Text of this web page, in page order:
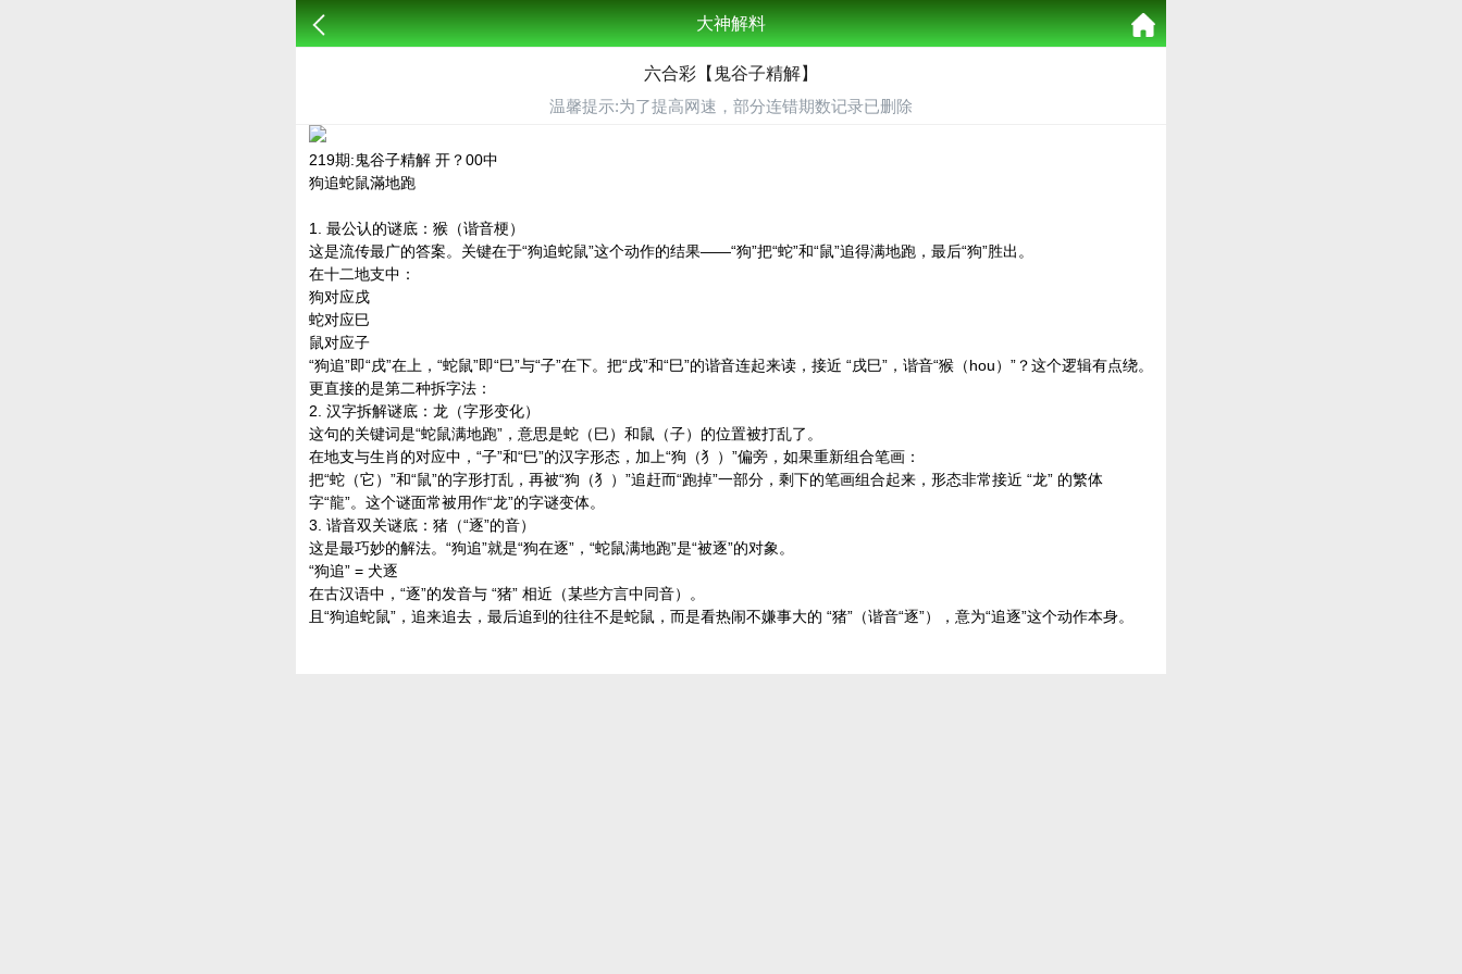
大神解料
六合彩【鬼谷子精解】
温馨提示:为了提高网速，部分连错期数记录已删除
219期:鬼谷子精解 开？00中
狗追蛇鼠滿地跑
1. 最公认的谜底：猴（谐音梗）
这是流传最广的答案。关键在于“狗追蛇鼠”这个动作的结果——“狗”把“蛇”和“鼠”追得满地跑，最后“狗”胜出。
在十二地支中：
狗对应戌
蛇对应巳
鼠对应子
“狗追”即“戌”在上，“蛇鼠”即“巳”与“子”在下。把“戌”和“巳”的谐音连起来读，接近 “戌巳”，谐音“猴（hou）”？这个逻辑有点绕。
更直接的是第二种拆字法：
2. 汉字拆解谜底：龙（字形变化）
这句的关键词是“蛇鼠满地跑”，意思是蛇（巳）和鼠（子）的位置被打乱了。
在地支与生肖的对应中，“子”和“巳”的汉字形态，加上“狗（犭）”偏旁，如果重新组合笔画：
把“蛇（它）”和“鼠”的字形打乱，再被“狗（犭）”追赶而“跑掉”一部分，剩下的笔画组合起来，形态非常接近 “龙” 的繁体
字“龍”。这个谜面常被用作“龙”的字谜变体。
3. 谐音双关谜底：猪（“逐”的音）
这是最巧妙的解法。“狗追”就是“狗在逐”，“蛇鼠满地跑”是“被逐”的对象。
“狗追” = 犬逐
在古汉语中，“逐”的发音与 “猪” 相近（某些方言中同音）。
且“狗追蛇鼠”，追来追去，最后追到的往往不是蛇鼠，而是看热闹不嫌事大的 “猪”（谐音“逐”），意为“追逐”这个动作本身。